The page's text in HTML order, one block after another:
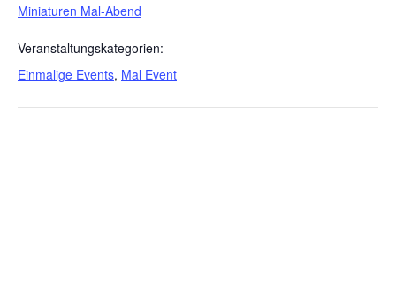
Miniaturen Mal-Abend
Veranstaltungskategorien:
Einmalige Events, Mal Event